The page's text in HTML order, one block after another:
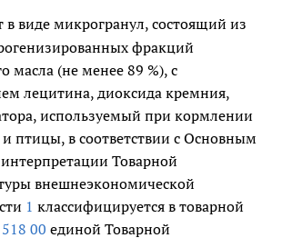
в виде микрогранул, состоящий из
фракций
масла (не менее 89 %), с
лецитина, диоксида кремния,
используемый при кормлении
птицы, в соответствии с Основным
Товарной
внешнеэкономической
1 классифицируется в товарной
00 единой Товарной